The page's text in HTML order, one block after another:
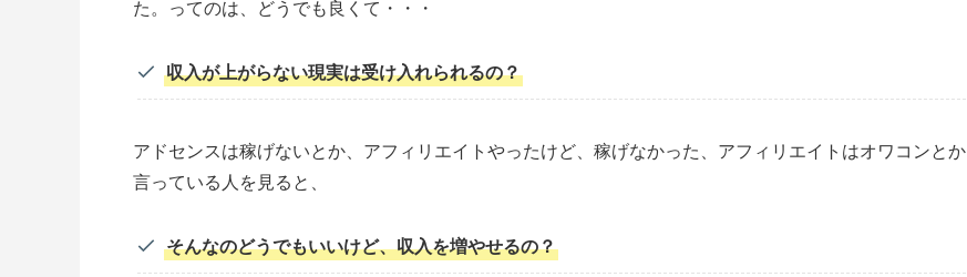
た。ってのは、どうでも良くて・・・
収入が上がらない現実は受け入れられるの？
アドセンスは稼げないとか、アフィリエイトやったけど、稼げなかった、アフィリエイトはオワコンとか
言っている人を見ると、
そんなのどうでもいいけど、収入を増やせるの？